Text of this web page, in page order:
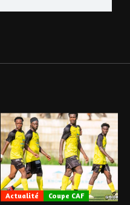
Actualité Coupe CAF